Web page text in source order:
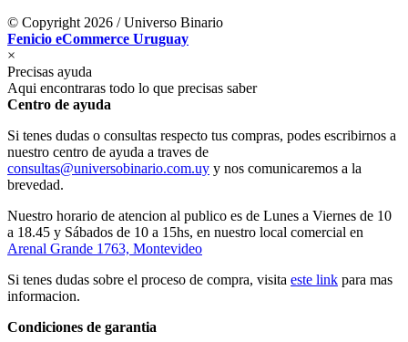
© Copyright 2026 / Universo Binario
Fenicio eCommerce Uruguay
×
Precisas ayuda
Aqui encontraras todo lo que precisas saber
Centro de ayuda
Si tenes dudas o consultas respecto tus compras, podes escribirnos a
nuestro centro de ayuda a traves de
consultas@universobinario.com.uy y nos comunicaremos a la
brevedad.
Nuestro horario de atencion al publico es de Lunes a Viernes de 10
a 18.45 y Sábados de 10 a 15hs, en nuestro local comercial en
Arenal Grande 1763, Montevideo
Si tenes dudas sobre el proceso de compra, visita este link para mas
informacion.
Condiciones de garantia